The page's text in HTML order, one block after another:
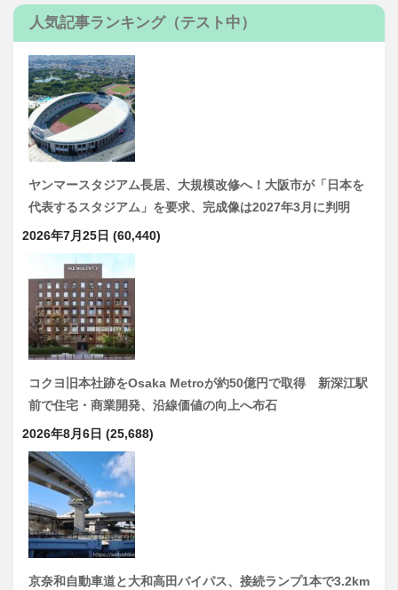
人気記事ランキング（テスト中）
ヤンマースタジアム長居、大規模改修へ！大阪市が「日本を
代表するスタジアム」を要求、完成像は2027年3月に判明
2026年7月25日 (60,440)
コクヨ旧本社跡をOsaka Metroが約50億円で取得 新深江駅
前で住宅・商業開発、沿線価値の向上へ布石
2026年8月6日 (25,688)
京奈和自動車道と大和高田バイパス、接続ランプ1本で3.2km